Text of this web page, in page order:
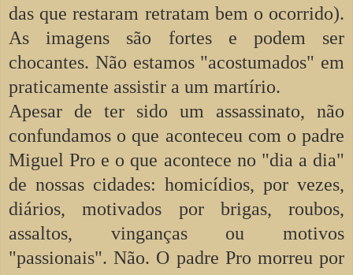
das que restaram retratam bem o ocorrido).
As imagens são fortes e podem ser
chocantes. Não estamos "acostumados" em
praticamente assistir a um martírio.
Apesar de ter sido um assassinato, não
confundamos o que aconteceu com o padre
Miguel Pro e o que acontece no "dia a dia"
de nossas cidades: homicídios, por vezes,
diários, motivados por brigas, roubos,
assaltos, vinganças ou motivos
"passionais". Não. O padre Pro morreu por